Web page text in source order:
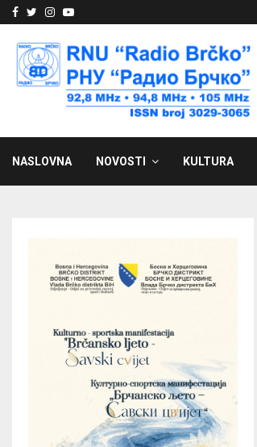
Facebook
Twitter
Instagram
Youtube
NASLOVNA NOVOSTI KULTURA